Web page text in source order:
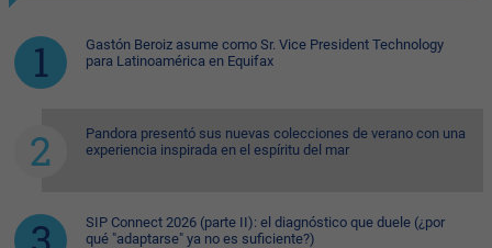
Gastón Beroiz asume como Sr. Vice President Technology
para Latinoamérica en Equifax
Pandora presentó sus nuevas colecciones de verano con una
experiencia inspirada en el espíritu del mar
SIP Connect 2026 (parte II): el diagnóstico que duele (¿por
qué "adaptarse" ya no es suficiente?)